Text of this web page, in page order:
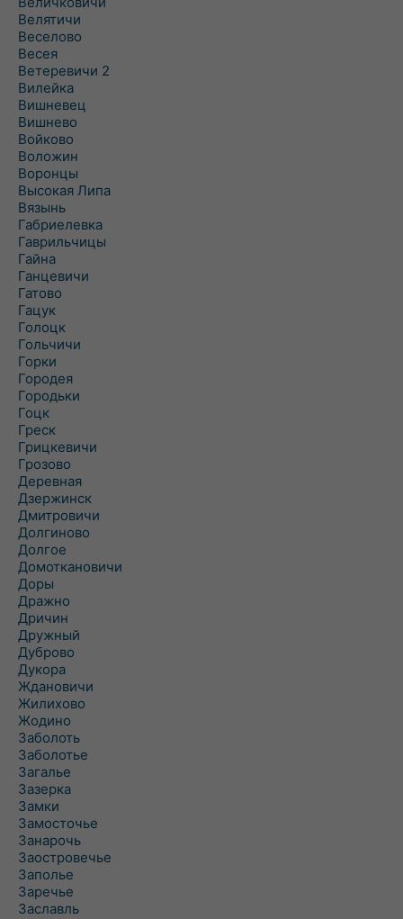
Велятичи
Веселово
Весея
Ветеревичи 2
Вилейка
Вишневец
Вишнево
Войково
Воложин
Воронцы
Высокая Липа
Вязынь
Габриелевка
Гаврильчицы
Гайна
Ганцевичи
Гатово
Гацук
Голоцк
Гольчичи
Горки
Городея
Городьки
Гоцк
Греск
Грицкевичи
Грозово
Деревная
Дзержинск
Дмитровичи
Долгиново
Долгое
Домоткановичи
Доры
Дражно
Дричин
Дружный
Дуброво
Дукора
Ждановичи
Жилихово
Жодино
Заболоть
Заболотье
Загалье
Зазерка
Замки
Замосточье
Занарочь
Заостровечье
Заполье
Заречье
Заславль